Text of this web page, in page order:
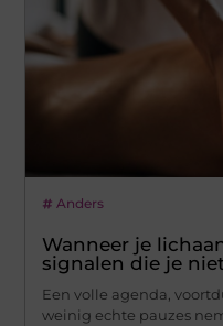
Anders
Wanneer je
signalen die je
Een volle agenda,
weinig echte pauzes